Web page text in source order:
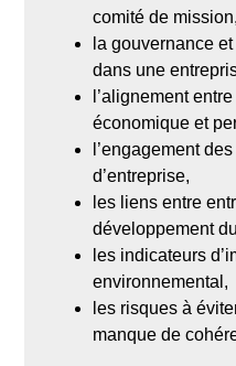
comité de mission,
la gouvernance
dans une
l’alignement
économique et
l’engagement
d’entreprise,
les liens entre
développement
les indicateurs
environnemental,
les risques à
manque de